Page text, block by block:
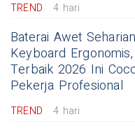
TREND 4 hari
Baterai Awet
Keyboard
Terbaik 2026 Ini
Pekerja Profesional
TREND 4 hari